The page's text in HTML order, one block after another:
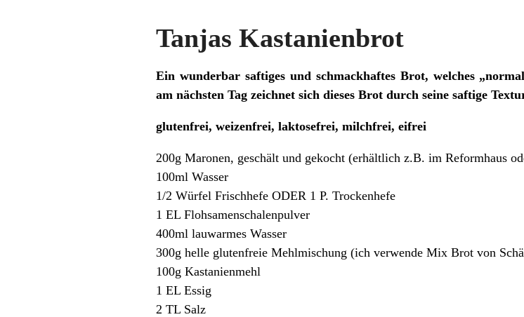
Tanjas Kastanienbrot
Ein wunderbar saftiges und schmackhaftes Brot, welches
am nächsten Tag zeichnet sich dieses Brot durch seine saftige
glutenfrei, weizenfrei, laktosefrei, milchfrei, eifrei
200g Maronen, geschält und gekocht (erhältlich z.B. im Reformhaus
100ml Wasser
1/2 Würfel Frischhefe ODER 1 P. Trockenhefe
1 EL Flohsamenschalenpulver
400ml lauwarmes Wasser
300g helle glutenfreie Mehlmischung (ich verwende Mix Brot von
100g Kastanienmehl
1 EL Essig
2 TL Salz